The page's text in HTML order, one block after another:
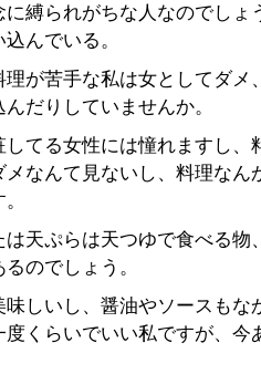
に縛られがちな人なのでし
んでいる。
が苦手な私は女としてダ
だりしていませんか。
てる女性には憧れますし
なんて見ないし、料理な
天ぷらは天つゆで食べる
のでしょう。
しいし、醤油やソースも
度くらいでいい私ですが、